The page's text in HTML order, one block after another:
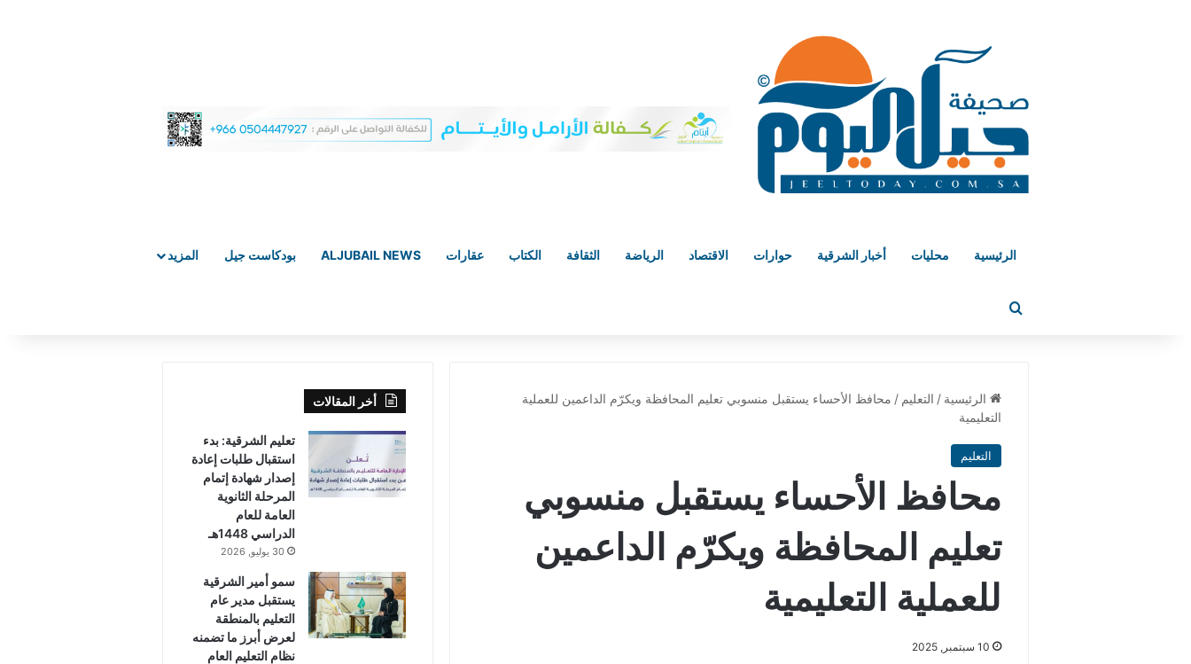
الرئيسية محليات أخبار الشرقية حوارات الاقتصاد الرياضة الثقافة الكتاب عقارات ALJUBAIL NEWS بودكاست جيل المزيد
الرئيسية / التعليم / محافظ الأحساء يستقبل منسوبي تعليم المحافظة ويكرّم الداعمين للعملية
التعليمية
التعليم
محافظ الأحساء يستقبل منسوبي
تعليم المحافظة ويكرّم الداعمين
للعملية التعليمية
10 سبتمبر, 2025
أخر المقالات
تعليم الشرقية: بدء
استقبال طلبات إعادة
إصدار شهادة إتمام
المرحلة الثانوية
العامة للعام
الدراسي 1448هـ
30 يوليو, 2026
سمو أمير الشرقية
يستقبل مدير عام
التعليم بالمنطقة
لعرض أبرز ما تضمنه
نظام التعليم العام